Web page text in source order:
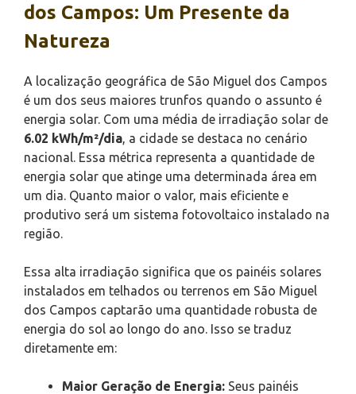
dos Campos: Um Presente da
Natureza
A localização geográfica de São Miguel dos Campos
é um dos seus maiores trunfos quando o assunto é
energia solar. Com uma média de irradiação solar de
6.02 kWh/m²/dia , a cidade se destaca no cenário
nacional. Essa métrica representa a quantidade de
energia solar que atinge uma determinada área em
um dia. Quanto maior o valor, mais eficiente e
produtivo será um sistema fotovoltaico instalado na
região.
Essa alta irradiação significa que os painéis solares
instalados em telhados ou terrenos em São Miguel
dos Campos captarão uma quantidade robusta de
energia do sol ao longo do ano. Isso se traduz
diretamente em:
Maior Geração de Energia: Seus painéis